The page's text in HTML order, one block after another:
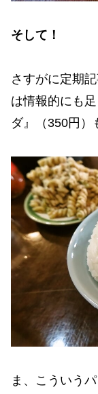
そして！
さすがに定期
は情報的にも
ダ』（350円）
ま、こういう